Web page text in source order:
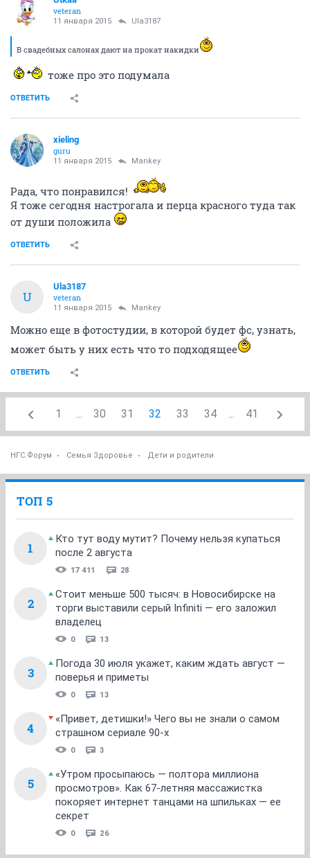
veteran
11 января 2015 Ula3187
В свадебных салонах дают на прокат накидки
тоже про это подумала
ОТВЕТИТЬ
xieling
guru
11 января 2015 Mankey
Рада, что понравился!
Я тоже сегодня настрогала и перца красного туда так
от души положила
ОТВЕТИТЬ
U
Ula3187
veteran
11 января 2015 Mankey
Можно еще в фотостудии, в которой будет фс, узнать,
может быть у них есть что то подходящее
ОТВЕТИТЬ
1 ... 30 31 32 33 34 ... 41
НГС.Форум Семья Здоровье Дети и родители
ТОП 5
1
Кто тут воду мутит? Почему нельзя купаться
после 2 августа
17 411 28
2
Стоит меньше 500 тысяч: в Новосибирске на
торги выставили серый Infiniti — его заложил
владелец
0 13
3
Погода 30 июля укажет, каким ждать август —
поверья и приметы
0 13
4
«Привет, детишки!» Чего вы не знали о самом
страшном сериале 90-х
0 3
5
«Утром просыпаюсь — полтора миллиона
просмотров». Как 67-летняя массажистка
покоряет интернет танцами на шпильках — ее
секрет
0 26